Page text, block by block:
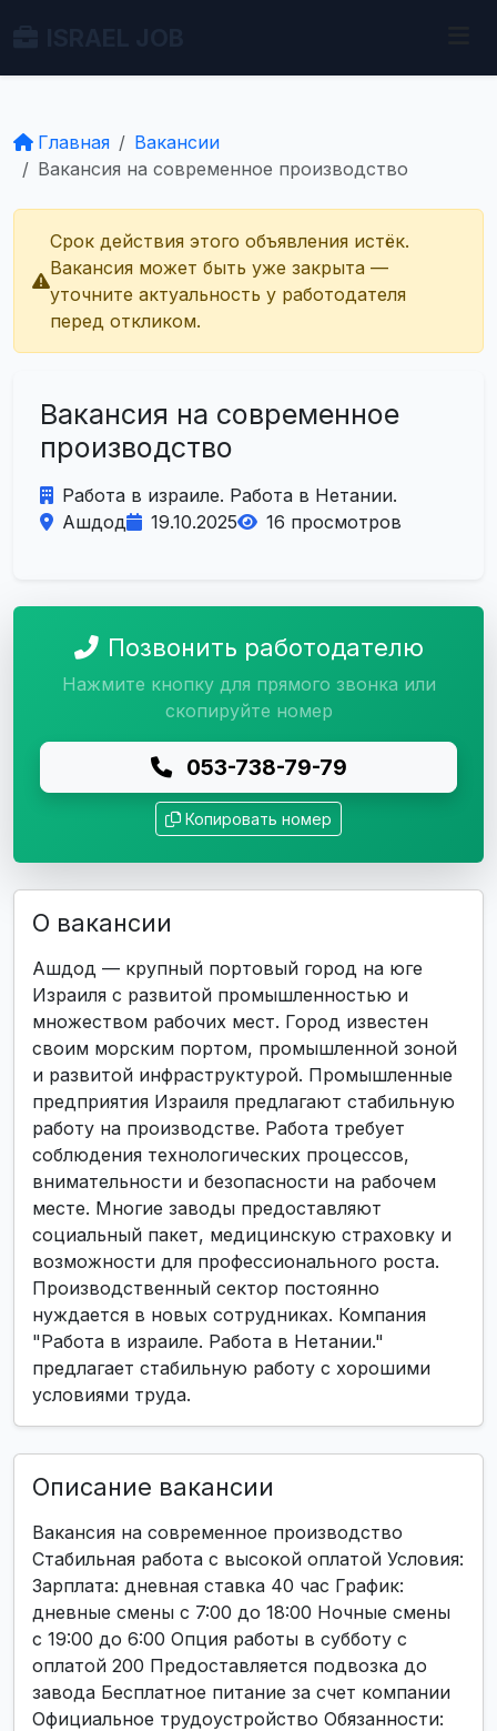
Главная
Вакансии
Вакансия на современное производство
Срок действия этого объявления истёк.
Вакансия может быть уже закрыта —
уточните актуальность у работодателя
перед откликом.
Вакансия на современное
производство
Работа в израиле. Работа в Нетании.
Ашдод
19.10.2025 16 просмотров
Позвонить работодателю
Нажмите кнопку для прямого звонка или
скопируйте номер
053-738-79-79
Копировать номер
О вакансии
Ашдод — крупный портовый город на юге
Израиля с развитой промышленностью и
множеством рабочих мест. Город известен
своим морским портом, промышленной зоной
и развитой инфраструктурой. Промышленные
предприятия Израиля предлагают стабильную
работу на производстве. Работа требует
соблюдения технологических процессов,
внимательности и безопасности на рабочем
месте. Многие заводы предоставляют
социальный пакет, медицинскую страховку и
возможности для профессионального роста.
Производственный сектор постоянно
нуждается в новых сотрудниках. Компания
"Работа в израиле. Работа в Нетании."
предлагает стабильную работу с хорошими
условиями труда.
Описание вакансии
Вакансия на современное производство
Стабильная работа с высокой оплатой Условия:
Зарплата: дневная ставка 40 час График:
дневные смены с 7:00 до 18:00 Ночные смены
с 19:00 до 6:00 Опция работы в субботу с
оплатой 200 Предоставляется подвозка до
завода Бесплатное питание за счет компании
Официальное трудоустройство Обязанности: